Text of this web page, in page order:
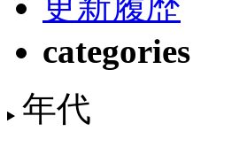
categories
年代